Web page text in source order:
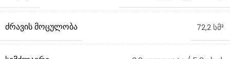
ᲫᲠᲐᲕᲘᲡ ᲛᲝᲪᲣᲚᲝᲑᲐ 72,2 სმ³